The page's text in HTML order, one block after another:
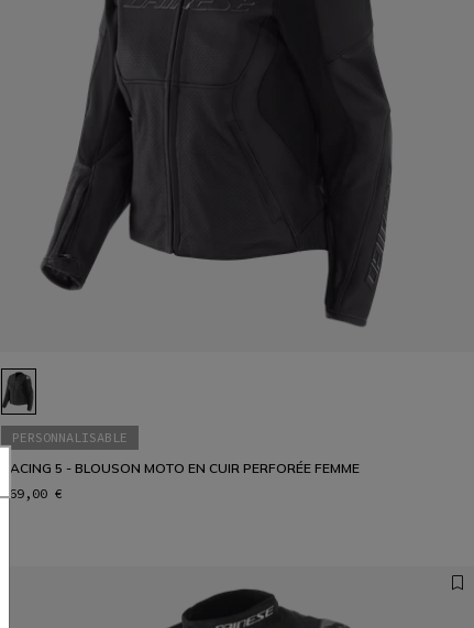
PERSONNALISABLE
RACING 5 - BLOUSON MOTO EN CUIR PERFORÉE FEMME
569,00 €